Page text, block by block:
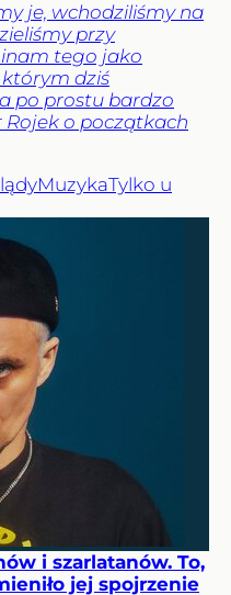
je, wchodziliśmy na
przy
tego jako
dziś
po prostu bardzo
o początkach
MuzykaTylko u
i szarlatanów. To,
jej spojrzenie